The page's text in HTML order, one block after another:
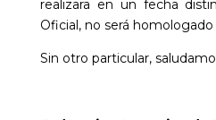
realizara en un fecha
Oficial, no será
Sin otro particular,